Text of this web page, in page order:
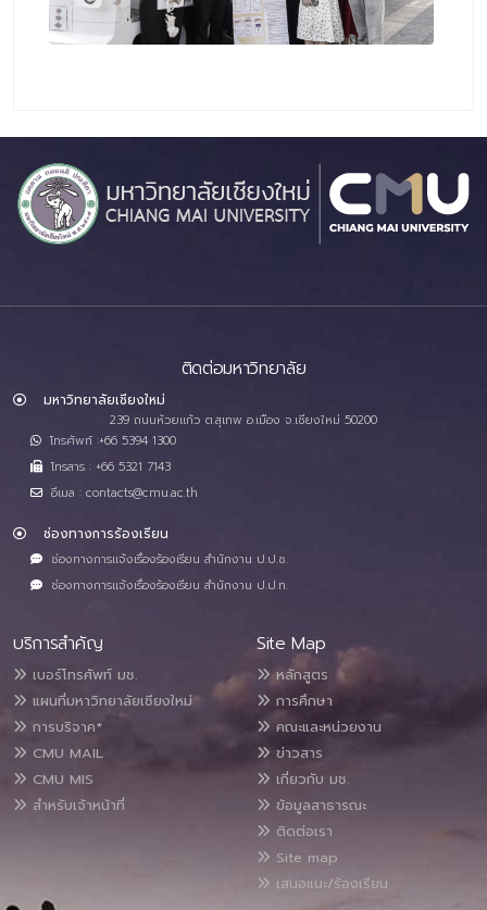
ติดต่อมหาวิทยาลัย
มหาวิทยาลัยเชียงใหม่
239 ถนนห้วยแก้ว ต.สุเทพ อ.เมือง จ.เชียงใหม่ 50200
โทรศัพท์ :+66 5394 1300
โทรสาร : +66 5321 7143
อีเมล : contacts@cmu.ac.th
ช่องทางการร้องเรียน
ช่องทางการแจ้งเรื่องร้องเรียน สำนักงาน ป.ป.ช.
ช่องทางการแจ้งเรื่องร้องเรียน สำนักงาน ป.ป.ท.
บริการสำคัญ
เบอร์โทรศัพท์ มช.
แผนที่มหาวิทยาลัยเชียงใหม่
การบริจาค*
CMU MAIL
CMU MIS
สำหรับเจ้าหน้าที่
Site Map
หลักสูตร
การศึกษา
คณะและหน่วยงาน
ข่าวสาร
เกี่ยวกับ มช.
ข้อมูลสาธารณะ
ติดต่อเรา
Site map
เสนอแนะ/ร้องเรียน